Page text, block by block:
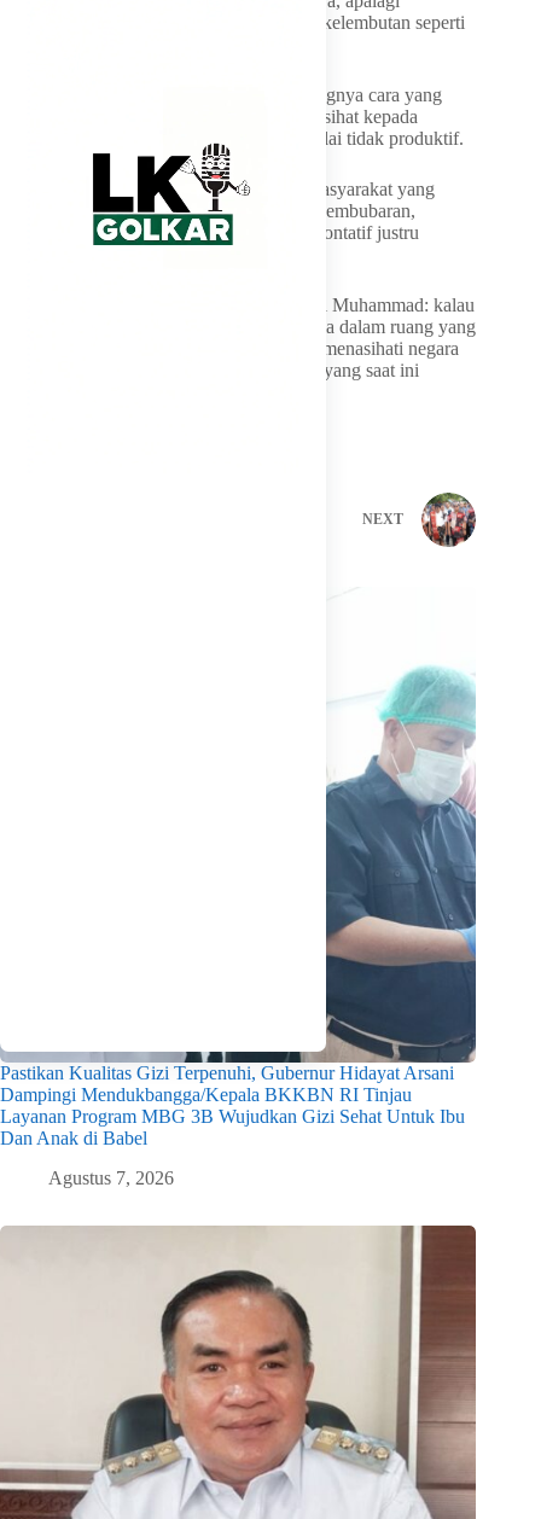
menasihati dengan cara yang adem penuh kelembutan seperti
Sementara itu, Sarmuji menekankan pentingnya cara yang
lembut dan halus dalam menyampaikan nasihat kepada
negara, karena pendekatan yang keras dinilai tidak produktif.
Ia menyinggung pengalaman organisasi masyarakat yang
menempuh cara keras dan berujung pada pembubaran,
sebagai pelajaran bahwa pendekatan konfrontatif justru
“Karakter ini sudah dicontohkan oleh Nabi Muhammad: kalau
mau menasihati pemimpin maka tariklah dia dalam ruang yang
tertutup. NU punya tradisi seperti itu, bisa menasihati negara
tanpa membuat negara tersinggung. Inilah yang saat ini
NEXT
Pastikan Kualitas Gizi Terpenuhi, Gubernur Hidayat Arsani
Dampingi Mendukbangga/Kepala BKKBN RI Tinjau
Layanan Program MBG 3B Wujudkan Gizi Sehat Untuk Ibu
Dan Anak di Babel
Agustus 7, 2026